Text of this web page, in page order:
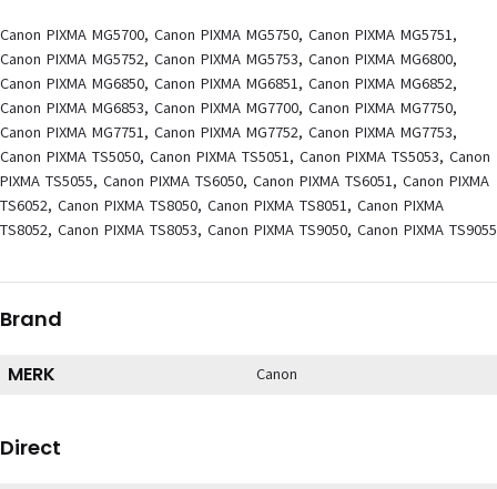
Canon PIXMA MG5700, Canon PIXMA MG5750, Canon PIXMA MG5751,
Canon PIXMA MG5752, Canon PIXMA MG5753, Canon PIXMA MG6800,
Canon PIXMA MG6850, Canon PIXMA MG6851, Canon PIXMA MG6852,
Canon PIXMA MG6853, Canon PIXMA MG7700, Canon PIXMA MG7750,
Canon PIXMA MG7751, Canon PIXMA MG7752, Canon PIXMA MG7753,
Canon PIXMA TS5050, Canon PIXMA TS5051, Canon PIXMA TS5053, Canon
PIXMA TS5055, Canon PIXMA TS6050, Canon PIXMA TS6051, Canon PIXMA
TS6052, Canon PIXMA TS8050, Canon PIXMA TS8051, Canon PIXMA
TS8052, Canon PIXMA TS8053, Canon PIXMA TS9050, Canon PIXMA TS9055
Brand
MERK Canon
Direct